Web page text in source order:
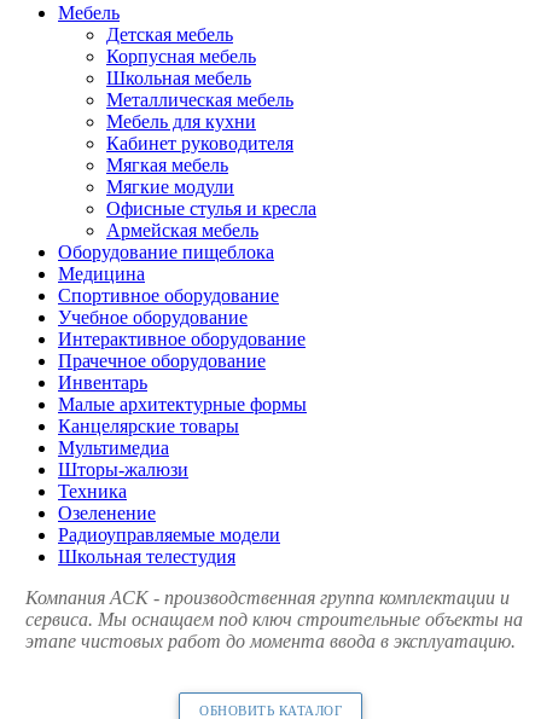
Мебель
Детская мебель
Корпусная мебель
Школьная мебель
Металлическая мебель
Мебель для кухни
Кабинет руководителя
Мягкая мебель
Мягкие модули
Офисные стулья и кресла
Армейская мебель
Оборудование пищеблока
Медицина
Спортивное оборудование
Учебное оборудование
Интерактивное оборудование
Прачечное оборудование
Инвентарь
Малые архитектурные формы
Канцелярские товары
Мультимедиа
Шторы-жалюзи
Техника
Озеленение
Радиоуправляемые модели
Школьная телестудия
Компания АСК - производственная группа комплектации и
сервиса. Мы оснащаем под ключ строительные объекты на
этапе чистовых работ до момента ввода в эксплуатацию.
ОБНОВИТЬ КАТАЛОГ